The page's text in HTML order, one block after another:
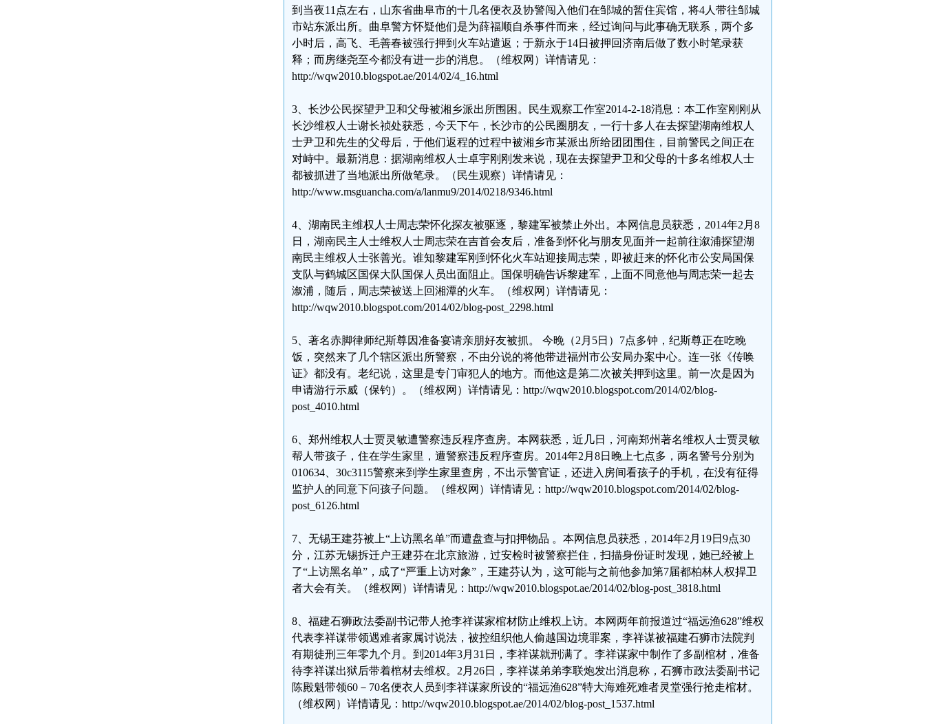
到当夜11点左右，山东省曲阜市的十几名便衣及协警闯入他们在邹城的暂住宾馆，将4人带往邹城
市站东派出所。曲阜警方怀疑他们是为薛福顺自杀事件而来，经过询问与此事确无联系，两个多
小时后，高飞、毛善春被强行押到火车站遣返；于新永于14日被押回济南后做了数小时笔录获
释；而房继尧至今都没有进一步的消息。（维权网）详情请见：
http://wqw2010.blogspot.ae/2014/02/4_16.html
3、长沙公民探望尹卫和父母被湘乡派出所围困。民生观察工作室2014-2-18消息：本工作室刚刚从
长沙维权人士谢长祯处获悉，今天下午，长沙市的公民圈朋友，一行十多人在去探望湖南维权人
士尹卫和先生的父母后，于他们返程的过程中被湘乡市某派出所给团团围住，目前警民之间正在
对峙中。最新消息：据湖南维权人士卓宇刚刚发来说，现在去探望尹卫和父母的十多名维权人士
都被抓进了当地派出所做笔录。（民生观察）详情请见：
http://www.msguancha.com/a/lanmu9/2014/0218/9346.html
4、湖南民主维权人士周志荣怀化探友被驱逐，黎建军被禁止外出。本网信息员获悉，2014年2月8
日，湖南民主人士维权人士周志荣在吉首会友后，准备到怀化与朋友见面并一起前往溆浦探望湖
南民主维权人士张善光。谁知黎建军刚到怀化火车站迎接周志荣，即被赶来的怀化市公安局国保
支队与鹤城区国保大队国保人员出面阻止。国保明确告诉黎建军，上面不同意他与周志荣一起去
溆浦，随后，周志荣被送上回湘潭的火车。（维权网）详情请见：
http://wqw2010.blogspot.com/2014/02/blog-post_2298.html
5、著名赤脚律师纪斯尊因准备宴请亲朋好友被抓。 今晚（2月5日）7点多钟，纪斯尊正在吃晚
饭，突然来了几个辖区派出所警察，不由分说的将他带进福州市公安局办案中心。连一张《传唤
证》都没有。老纪说，这里是专门审犯人的地方。而他这是第二次被关押到这里。前一次是因为
申请游行示威（保钓）。（维权网）详情请见：http://wqw2010.blogspot.com/2014/02/blog-
post_4010.html
6、郑州维权人士贾灵敏遭警察违反程序查房。本网获悉，近几日，河南郑州著名维权人士贾灵敏
帮人带孩子，住在学生家里，遭警察违反程序查房。2014年2月8日晚上七点多，两名警号分别为
010634、30c3115警察来到学生家里查房，不出示警官证，还进入房间看孩子的手机，在没有征得
监护人的同意下问孩子问题。（维权网）详情请见：http://wqw2010.blogspot.com/2014/02/blog-
post_6126.html
7、无锡王建芬被上“上访黑名单”而遭盘查与扣押物品 。本网信息员获悉，2014年2月19日9点30
分，江苏无锡拆迁户王建芬在北京旅游，过安检时被警察拦住，扫描身份证时发现，她已经被上
了“上访黑名单”，成了“严重上访对象”，王建芬认为，这可能与之前他参加第7届都柏林人权捍卫
者大会有关。（维权网）详情请见：http://wqw2010.blogspot.ae/2014/02/blog-post_3818.html
8、福建石狮政法委副书记带人抢李祥谋家棺材防止维权上访。本网两年前报道过“福远渔628”维权
代表李祥谋带领遇难者家属讨说法，被控组织他人偷越国边境罪案，李祥谋被福建石狮市法院判
有期徒刑三年零九个月。到2014年3月31日，李祥谋就刑满了。李祥谋家中制作了多副棺材，准备
待李祥谋出狱后带着棺材去维权。2月26日，李祥谋弟弟李联炮发出消息称，石狮市政法委副书记
陈殿魁带领60－70名便衣人员到李祥谋家所设的“福远渔628”特大海难死难者灵堂强行抢走棺材。
（维权网）详情请见：http://wqw2010.blogspot.ae/2014/02/blog-post_1537.html